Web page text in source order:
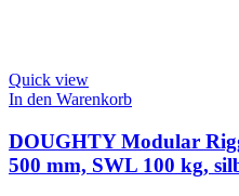
Quick view
In den Warenkorb
DOUGHTY Modular
500 mm, SWL 100 kg,